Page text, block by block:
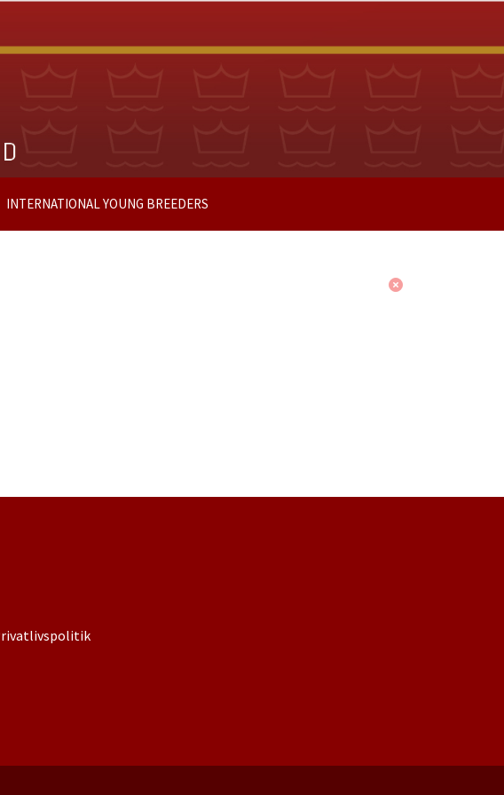
INTERNATIONAL YOUNG BREEDERS